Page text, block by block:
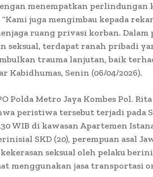
menempatkan perlindungan
juga mengimbau kepada
ruang privasi korban.
seksual, terdapat ranah pribadi
trauma lanjutan, baik
Kabidhumas, Senin (06/04/2026).
Polda Metro Jaya Kombes Pol.
peristiwa tersebut terjadi pada
WIB di kawasan Apartemen
SKD (20), perempuan asal
seksual oleh pelaku
menggunakan jasa transportasi